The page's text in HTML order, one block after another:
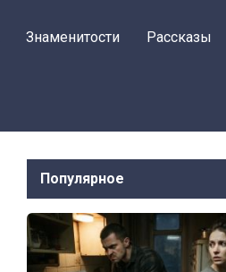
Знаменитости Рассказы
Популярное